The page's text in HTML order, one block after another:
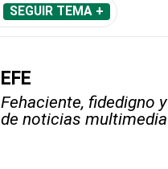
SEGUIR TEMA +
EFE
Fehaciente, fidedigno
de noticias